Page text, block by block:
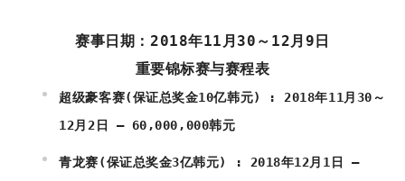
赛事日期：2018年11月30～12月9日
重要锦标赛与赛程表
超级豪客赛(保证总奖金10亿韩元) : 2018年11月30～
12月2日 – 60,000,000韩元
青龙赛(保证总奖金3亿韩元) : 2018年12月1日 –